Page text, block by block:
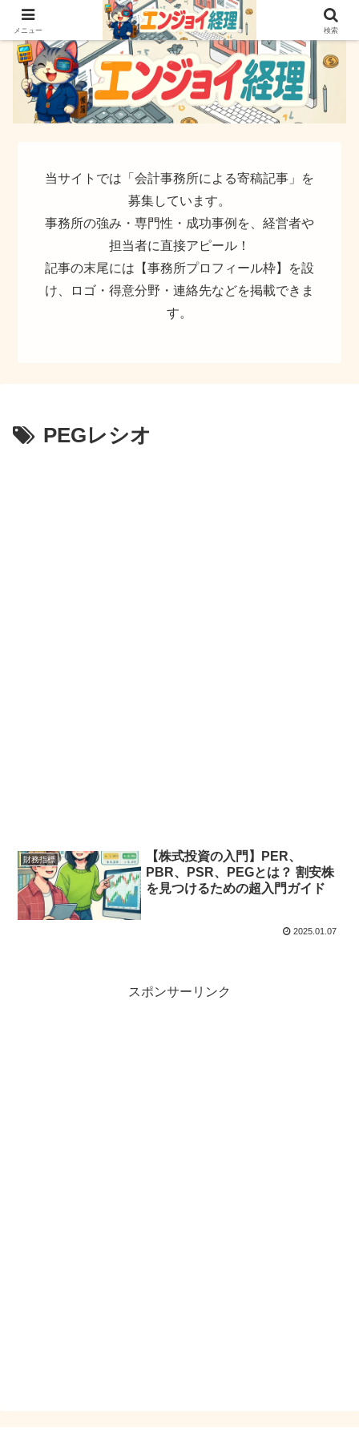
簿記でなく実務ができるサイト
当サイトでは「会計事務所による寄稿記事」を
募集しています。
事務所の強み・専門性・成功事例を、経営者や
担当者に直接アピール！
記事の末尾には【事務所プロフィール枠】を設
け、ロゴ・得意分野・連絡先などを掲載できま
す。
PEGレシオ
財務指標
【株式投資の入門】PER、
PBR、PSR、PEGとは？ 割安株
を見つけるための超入門ガイド
2025.01.07
スポンサーリンク
メニュー 検索